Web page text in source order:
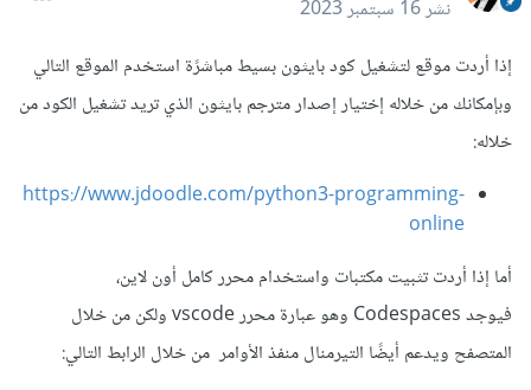
نشر16 سبتمبر 2023
إذا أردت موقع لتشغيل كود بايثون بسيط مباشرًة استخدم الموقع التالي
وبإمكانك من خلاله إختيار إصدار مترجم بايثون الذي تريد تشغيل الكود من
خلاله:
https://www.jdoodle.com/python3-programming-
online
أما إذا أردت تثبيت مكتبات واستخدام محرر كامل أون لاين،
فيوجد Codespaces وهو عبارة محرر vscode ولكن من خلال
المتصفح ويدعم أيضًا التيرمنال منفذ الأوامر من خلال الرابط التالي: